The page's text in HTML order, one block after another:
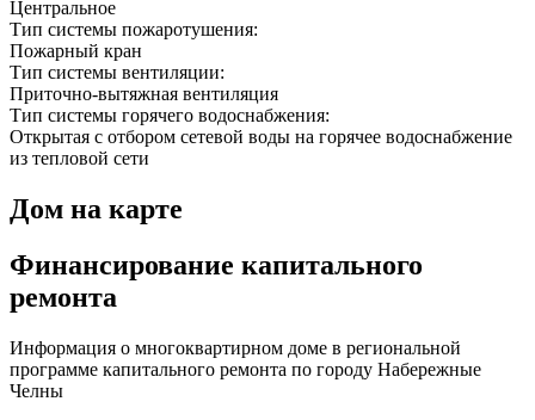
Центральное
Тип системы пожаротушения:
Пожарный кран
Тип системы вентиляции:
Приточно-вытяжная вентиляция
Тип системы горячего водоснабжения:
Открытая с отбором сетевой воды на горячее водоснабжение
из тепловой сети
Дом на карте
Финансирование капитального
ремонта
Информация о многоквартирном доме в региональной
программе капитального ремонта по городу Набережные
Челны